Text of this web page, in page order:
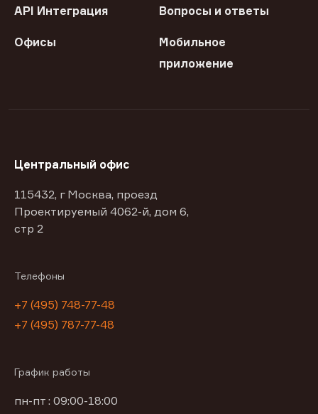
API Интеграция Вопросы и ответы
Офисы
Мобильное
приложение
Центральный офис
115432, г Москва, проезд
Проектируемый 4062-й, дом 6,
стр 2
Телефоны
+7 (495) 748-77-48
+7 (495) 787-77-48
График работы
пн-пт : 09:00-18:00